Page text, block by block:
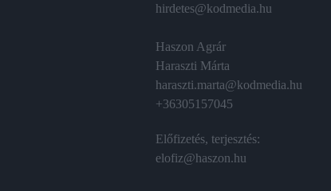
hirdetes@kodmedia.hu
Haszon Agrár
Haraszti Márta
haraszti.marta@kodmedia.hu
+36305157045
Előfizetés, terjesztés:
elofiz@haszon.hu